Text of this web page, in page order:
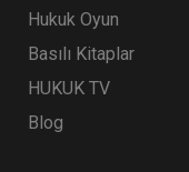
Hukuk Oyun
Basılı Kitaplar
HUKUK TV
Blog